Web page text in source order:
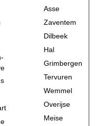
Asse
Zaventem
Dilbeek
Hal
Grimbergen
Tervuren
Wemmel
Overijse
Meise